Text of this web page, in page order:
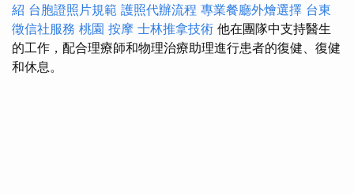
紹 台胞證照片規範 護照代辦流程 專業餐廳外燴選擇 台東
徵信社服務 桃園 按摩 士林推拿技術 他在團隊中支持醫生
的工作，配合理療師和物理治療助理進行患者的復健、復健
和休息。